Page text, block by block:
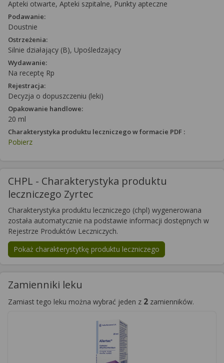
Apteki otwarte, Apteki szpitalne, Punkty apteczne
Podawanie:
Doustnie
Ostrzeżenia:
Silnie działający (B), Upośledzający
Wydawanie:
Na receptę Rp
Rejestracja:
Decyzja o dopuszczeniu (leki)
Opakowanie handlowe:
20 ml
Charakterystyka produktu leczniczego w formacie PDF :
Pobierz
CHPL - Charakterystyka produktu
leczniczego Zyrtec
Charakterystyka produktu leczniczego (chpl) wygenerowana
została automatycznie na podstawie informacji dostępnych w
Rejestrze Produktów Leczniczych.
Pokaż charakterystytkę produktu leczniczego
Zamienniki leku
Zamiast tego leku można wybrać jeden z 2 zamienników.